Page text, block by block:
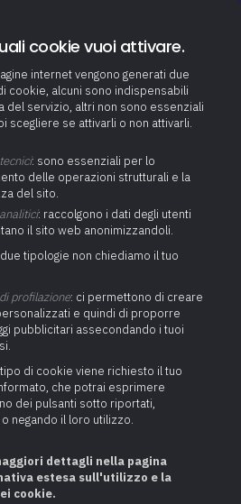
Newsletter
di 2 568 abitanti della provincia
cosa visitare a Dormelletto.
di Dormelletto
Dormelletto
cosa visitare a Dormelletto.
Luoghi in Comunepotrai conoscere
cookie vuoi attivare.
internet vengono generati due
cookie, alcuni sono indispensabili
del servizio, altri non sono essenziali
scegliere se attivarli o non attivarli.
: sono essenziali per lo
delle operazioni strutturali e la
del sito.
: raccolgono i dati degli utenti
il sito web anonimizzandoli.
tipologie non chiediamo il tuo
profilazione: ci permettono di creare
e quindi di proporre
pubblicitari assecondando i tuoi
di cookie viene richiesto il tuo
che potrai esprimere
dei pulsanti sotto riportati,
negando il loro utilizzo.
dettagli nella pagina
estesa sull'utilizzo e la
cookie.